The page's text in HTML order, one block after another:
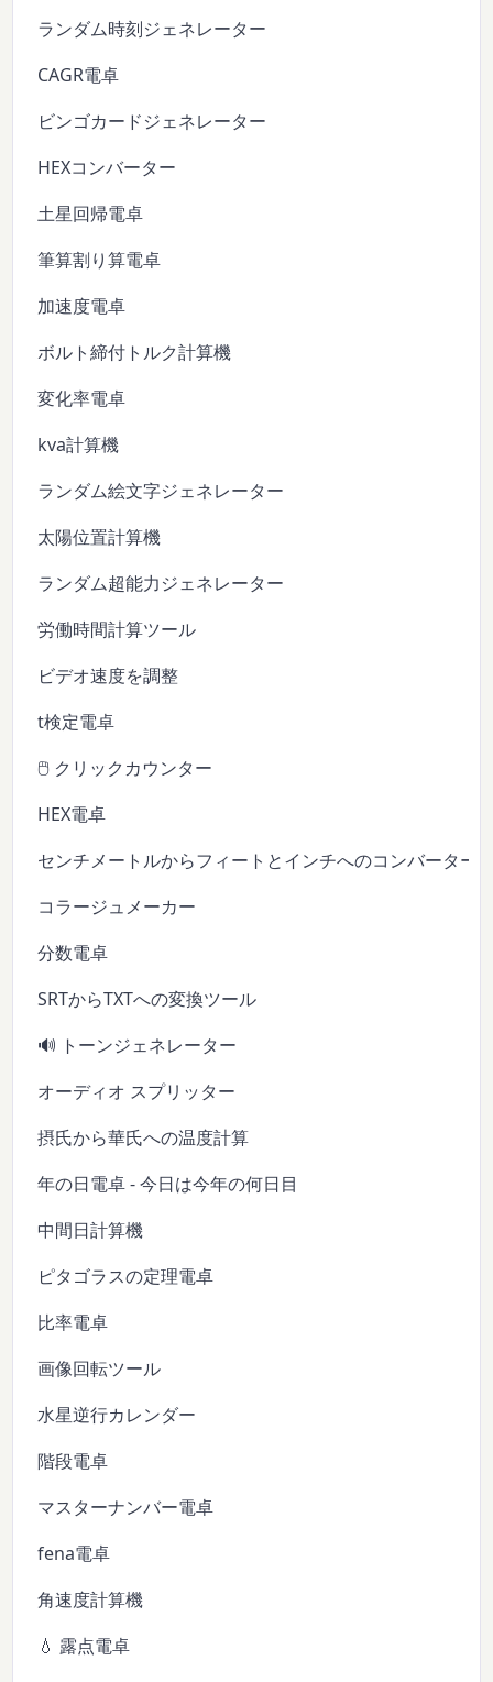
ランダム時刻ジェネレーター
CAGR電卓
ビンゴカードジェネレーター
HEXコンバーター
土星回帰電卓
筆算割り算電卓
加速度電卓
ボルト締付トルク計算機
変化率電卓
kva計算機
ランダム絵文字ジェネレーター
太陽位置計算機
ランダム超能力ジェネレーター
労働時間計算ツール
ビデオ速度を調整
t検定電卓
🖱️ クリックカウンター
HEX電卓
センチメートルからフィートとインチへのコンバーター
コラージュメーカー
分数電卓
SRTからTXTへの変換ツール
🔊 トーンジェネレーター
オーディオ スプリッター
摂氏から華氏への温度計算
年の日電卓 - 今日は今年の何日目
中間日計算機
ピタゴラスの定理電卓
比率電卓
画像回転ツール
水星逆行カレンダー
階段電卓
マスターナンバー電卓
fena電卓
角速度計算機
💧 露点電卓